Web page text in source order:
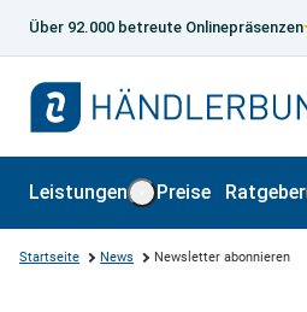
Über 92.000 betreute Onlinepräsenzen
Leistungen Leistungen öffnen
Preise Ratgeber
Startseite News Newsletter abonnieren